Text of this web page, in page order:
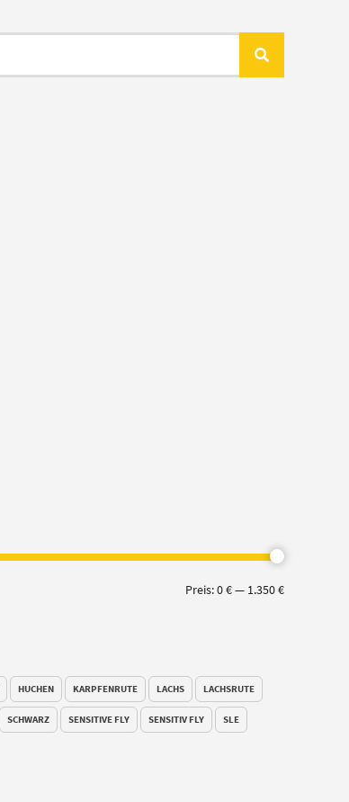
Min.
Max.
Preis:0 €— 1.350 €
HUCHEN KARPFENRUTE LACHS LACHSRUTE
SCHWARZ SENSITIVE FLY SENSITIV FLY SLE